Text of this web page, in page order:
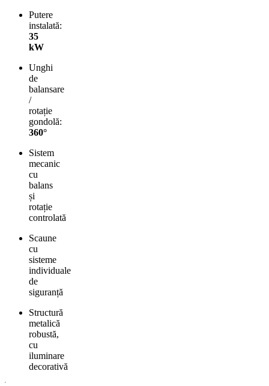
Putere
instalată:
35
kW
Unghi
de
balansare
/
rotație
gondolă:
360°
Sistem
mecanic
cu
balans
și
rotație
controlată
Scaune
cu
sisteme
individuale
de
siguranță
Structură
metalică
robustă,
cu
iluminare
decorativă